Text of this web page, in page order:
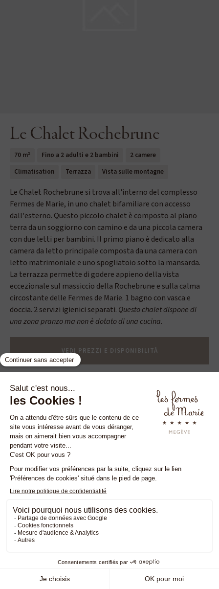
Le Chalet Rochebrune
70 m² Fino a 2 adulti e 2 bambini
2 camere
Climatisation
Terrazza Vista sulle montagne
Le Chalet Rochebrune si trova all'interno del complesso
Fermes de Marie, in uno chalet bifamiliare con accesso
dall'esterno. Questo piccolo chalet è composto al piano
terra da un soggiorno con camino e da una piccola camera
con due letti per bambini. Il primo piano è dedicato alla
camera da letto principale composta da una camera con
letto matrimoniale e uno spogliatoio sotto la mansarda.
La terrazza permette di godere appieno della vista
eccezionale sul massiccio della Rochebrune e sulla calma
circostante delle Fermes de Marie. 1 bagno con vasca e
doccia. 2 servizi igienici separati. Questo chalet dispone di
una zona pranzo ma non è dotato di una cucina.
VEDI PREZZI E DISPONIBILITÀ
RICHIESTA DI PREVENTIVO
INFORMAZIONI E ATTREZZATURE
ATTREZZATURE
TV, WiFi gratuito, altoparlante bluetooth, cassaforte,
prodotti di benvenuto Pure Altitude, prodotti di
benvenuto Pure Altitude, asciugacapelli, console di gioco
Wii, minibar, macchina da caffè Nespresso, bollitore e
vassoio di cortesia (scelta di tè e infusi).
Animali domestici ammessi.